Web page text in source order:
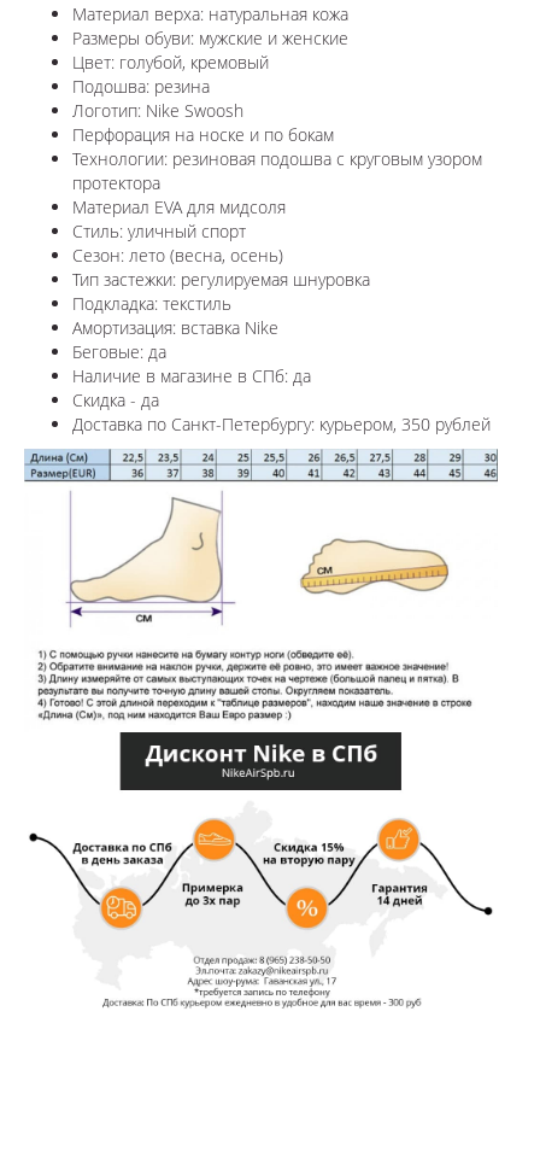
Материал верха: натуральная кожа
Размеры обуви: мужские и женские
Цвет: голубой, кремовый
Подошва: резина
Логотип: Nike Swoosh
Перфорация на носке и по бокам
Технологии: резиновая подошва с круговым узором
протектора
Материал EVA для мидсоля
Стиль: уличный спорт
Сезон: лето (весна, осень)
Тип застежки: регулируемая шнуровка
Подкладка: текстиль
Амортизация: вставка Nike
Беговые: да
Наличие в магазине в СПб: да
Скидка - да
Доставка по Санкт-Петербургу: курьером, 350 рублей